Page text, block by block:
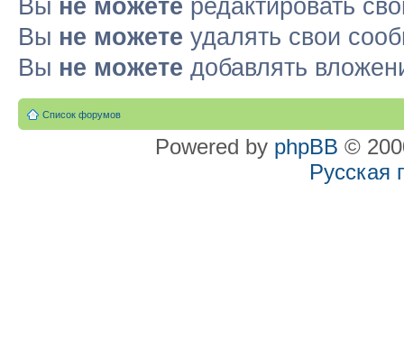
Вы не можете редактировать
Вы не можете удалять свои
Вы не можете добавлять
Список форумов
Powered by phpBB ©
Русская